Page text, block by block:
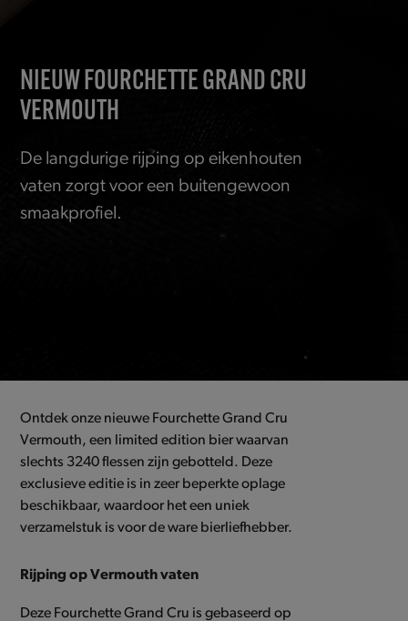
NIEUW FOURCHETTE GRAND CRU
VERMOUTH
De langdurige rijping op eikenhouten
vaten zorgt voor een buitengewoon
smaakprofiel.
Ontdek onze nieuwe Fourchette Grand Cru
Vermouth, een limited edition bier waarvan
slechts 3240 flessen zijn gebotteld. Deze
exclusieve editie is in zeer beperkte oplage
beschikbaar, waardoor het een uniek
verzamelstuk is voor de ware bierliefhebber.
Rijping op Vermouth vaten
Deze Fourchette Grand Cru is gebaseerd op